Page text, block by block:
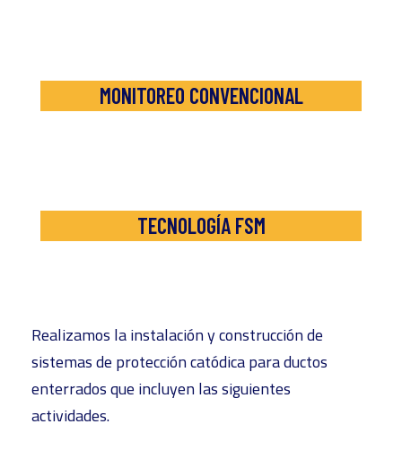
MONITOREO CONVENCIONAL
TECNOLOGÍA FSM
Realizamos la instalación y construcción de
sistemas de protección catódica para ductos
enterrados que incluyen las siguientes
actividades.